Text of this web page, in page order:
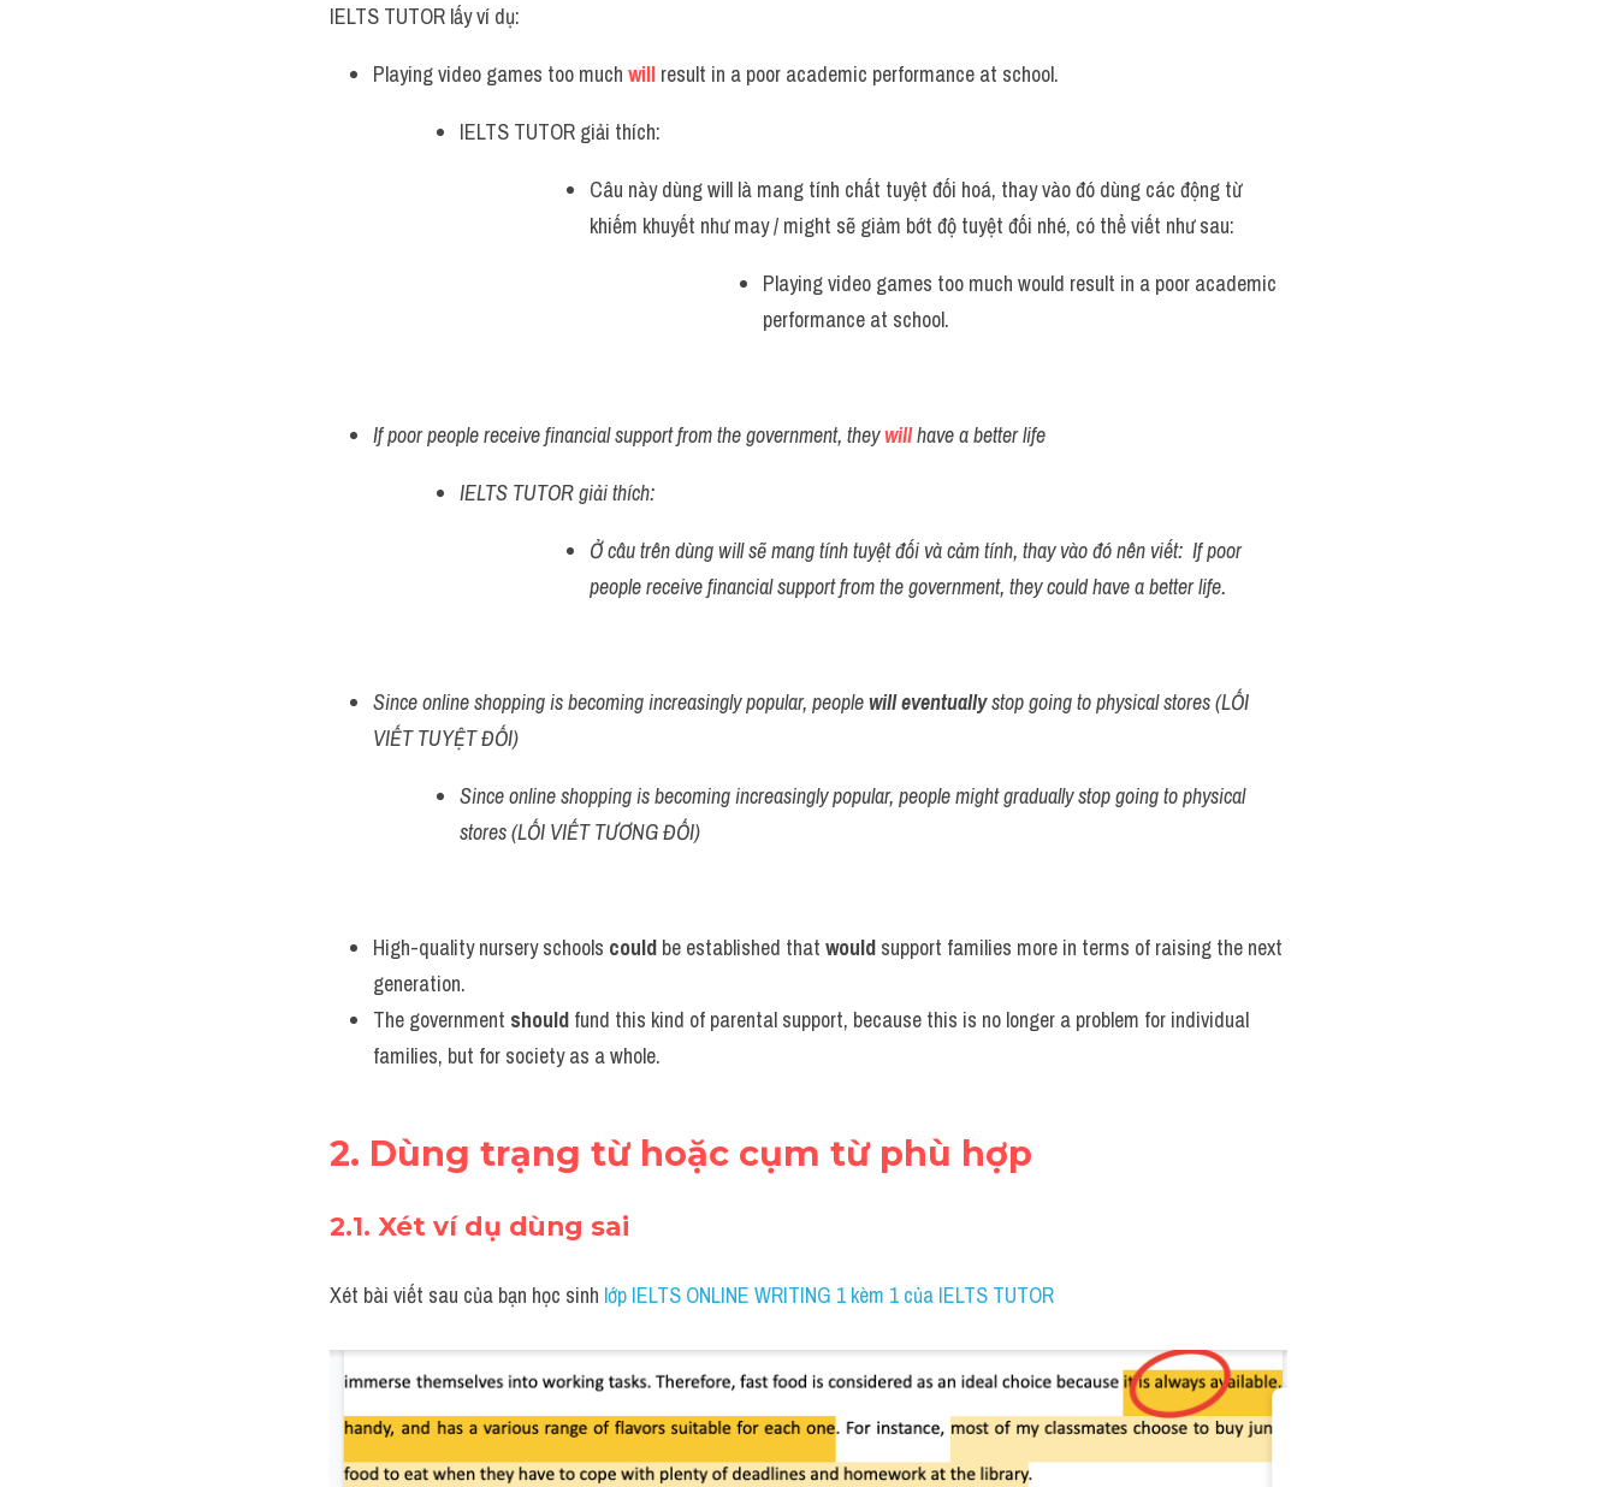
IELTS TUTOR lấy ví dụ:
Playing video games too much will result in a poor academic performance at school.
IELTS TUTOR giải thích:
Câu này dùng will là mang tính chất tuyệt đối hoá, thay vào đó dùng các động từ
khiếm khuyết như may / might sẽ giảm bớt độ tuyệt đối nhé, có thể viết như sau:
Playing video games too much would result in a poor academic
performance at school.
If poor people receive financial support from the government, they will have a better life
IELTS TUTOR giải thích:
Ở câu trên dùng will sẽ mang tính tuyệt đối và cảm tính, thay vào đó nên viết:  If poor
people receive financial support from the government, they could have a better life.
Since online shopping is becoming increasingly popular, people will eventually stop going to physical stores (LỐI
VIẾT TUYỆT ĐỐI)
Since online shopping is becoming increasingly popular, people might gradually stop going to physical
stores (LỐI VIẾT TƯƠNG ĐỐI)
High-quality nursery schools could be established that would support families more in terms of raising the next
generation.
The government should fund this kind of parental support, because this is no longer a problem for individual
families, but for society as a whole.
2. Dùng trạng từ hoặc cụm từ phù hợp
2.1. Xét ví dụ dùng sai
Xét bài viết sau của bạn học sinh lớp IELTS ONLINE WRITING 1 kèm 1 của IELTS TUTOR